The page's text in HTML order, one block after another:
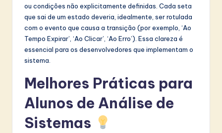
ou condições não explicitamente definidas. Cada seta
que sai de um estado deveria, idealmente, ser rotulada
com o evento que causa a transição (por exemplo, ‘Ao
Tempo Expirar’, ‘Ao Clicar’, ‘Ao Erro’). Essa clareza é
essencial para os desenvolvedores que implementam o
sistema.
Melhores Práticas para
Alunos de Análise de
Sistemas